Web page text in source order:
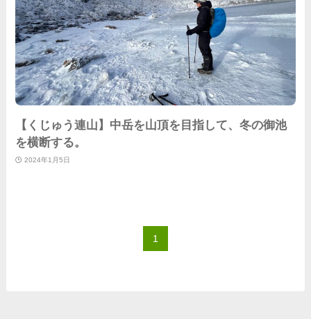
【くじゅう連山】中岳を山頂を目指して、冬の御池
を横断する。
2024年1月5日
1